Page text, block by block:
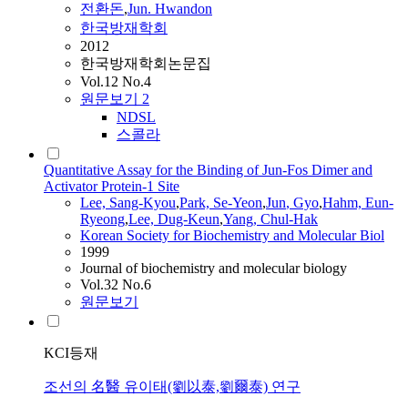
전환돈,Jun. Hwandon
한국방재학회
2012
한국방재학회논문집
Vol.12 No.4
원문보기 2
NDSL
스콜라
Quantitative Assay for the Binding of Jun-Fos Dimer and
Activator Protein-1 Site
Lee, Sang-Kyou,Park, Se-Yeon,Jun, Gyo,Hahm, Eun-
Ryeong,Lee, Dug-Keun,Yang, Chul-Hak
Korean Society for Biochemistry and Molecular Biol
1999
Journal of biochemistry and molecular biology
Vol.32 No.6
원문보기
KCI등재
조선의 名醫 유이태(劉以泰,劉爾泰) 연구